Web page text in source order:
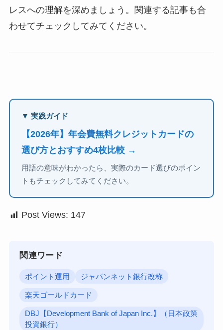
レスへの理解を深めましょう。関連する記事も合
わせてチェックしてみてください。
▼ 実践ガイド
【2026年】年会費無料クレジットカードの
選び方とおすすめ4枚比較 →
用語の意味がわかったら、実際のカード選びのポイン
トもチェックしてみてください。
Post Views: 147
関連ワード
ポイント運用 ジャパンネット銀行改称
楽天ゴールドカード
DBJ【Development Bank of Japan Inc.】（日本政策
投資銀行）